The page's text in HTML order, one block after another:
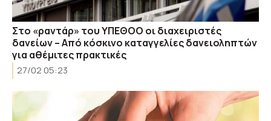
Στο «ραντάρ» του ΥΠΕΘΟΟ οι διαχειριστές
δανείων – Από κόσκινο καταγγελίες δανειοληπτών
για αθέμιτες πρακτικές
27/02 05:23